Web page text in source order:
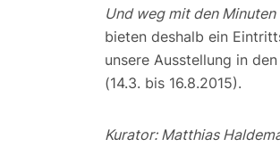
Und weg mit den Minuten
bieten deshalb ein
unsere Ausstellung in
(14.3. bis 16.8.2015).
Kurator: Matthias